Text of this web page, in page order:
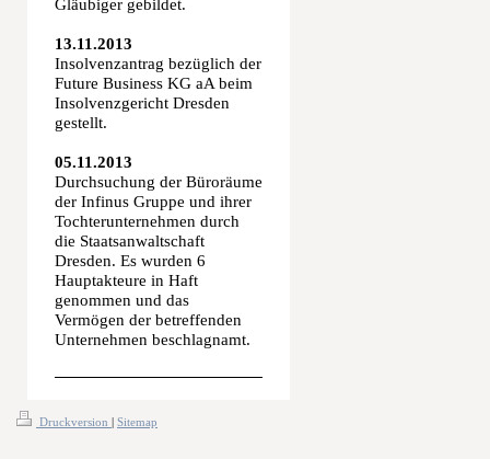
Gläubiger gebildet.
13.11.2013
Insolvenzantrag bezüglich der
Future Business KG aA beim
Insolvenzgericht Dresden
gestellt.
05.11.2013
Durchsuchung der Büroräume
der Infinus Gruppe und ihrer
Tochterunternehmen durch
die Staatsanwaltschaft
Dresden. Es wurden 6
Hauptakteure in Haft
genommen und das
Vermögen der betreffenden
Unternehmen beschlagnamt.
Druckversion | Sitemap